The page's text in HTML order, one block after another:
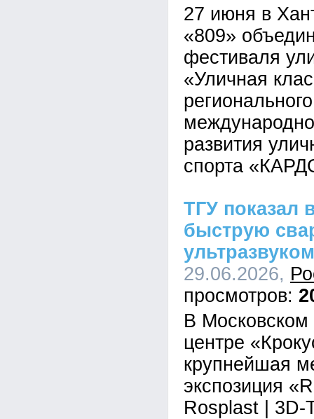
27 июня в
«809»
фестиваля
«Уличная
развития
спорта
ТГУ показал
быструю
ультразвуком
29.06.2026,
В Московском
центре
крупнейшая
экспозиция
Rosplast | 3D-